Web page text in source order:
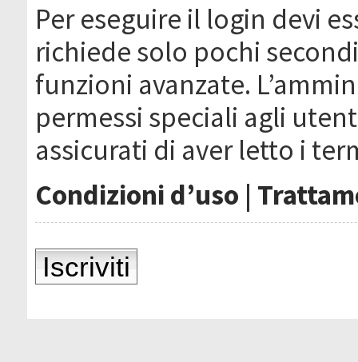
Per eseguire il login devi
richiede solo pochi
funzioni avanzate.
permessi speciali agli
assicurati di aver letto i
Condizioni d’uso |
Iscriviti